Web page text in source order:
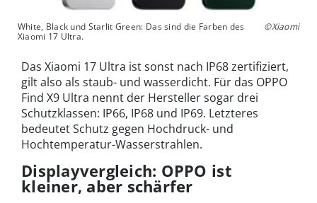
White, Black und Starlit Green: Das sind die Farben des
Xiaomi 17 Ultra.
©Xiaomi
Das Xiaomi 17 Ultra ist sonst nach IP68 zertifiziert,
gilt also als staub- und wasserdicht. Für das OPPO
Find X9 Ultra nennt der Hersteller sogar drei
Schutzklassen: IP66, IP68 und IP69. Letzteres
bedeutet Schutz gegen Hochdruck- und
Hochtemperatur-Wasserstrahlen.
Displayvergleich: OPPO ist
kleiner, aber schärfer